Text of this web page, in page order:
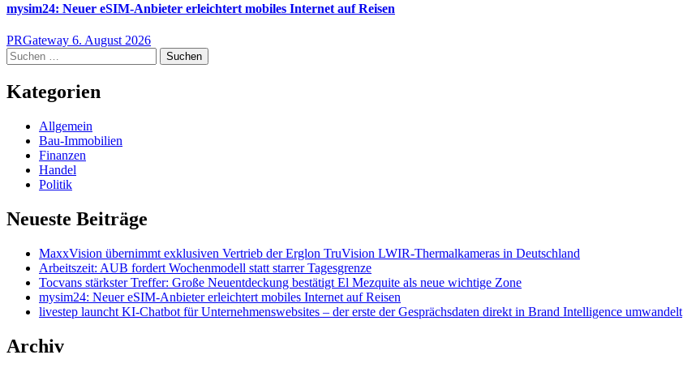
mysim24: Neuer eSIM-Anbieter erleichtert mobiles Internet auf Reisen
PRGateway 6. August 2026
Suchen
nach:
Kategorien
Allgemein
Bau-Immobilien
Finanzen
Handel
Politik
Neueste Beiträge
MaxxVision übernimmt exklusiven Vertrieb der Erglon TruVision LWIR-Thermalkameras in Deutschland
Arbeitszeit: AUB fordert Wochenmodell statt starrer Tagesgrenze
Tocvans stärkster Treffer: Große Neuentdeckung bestätigt El Mezquite als neue wichtige Zone
mysim24: Neuer eSIM-Anbieter erleichtert mobiles Internet auf Reisen
livestep launcht KI-Chatbot für Unternehmenswebsites – der erste der Gesprächsdaten direkt in Brand Intelligence umwandelt
Archiv